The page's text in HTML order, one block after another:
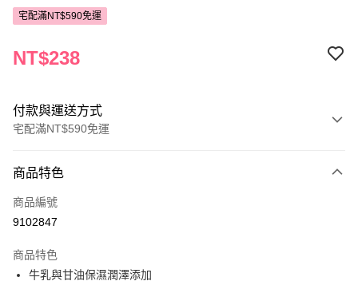
宅配滿NT$590免運
NT$238
付款與運送方式
宅配滿NT$590免運
POYA支付
信用卡一次付款
Apple Pay
商品特色
商品編號
9102847
商品特色
牛乳與甘油保濕潤澤添加